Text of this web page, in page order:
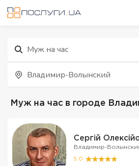
Муж на час
Владимир-Волынский
Муж на час в городе
Сергій
Владимир-
5.0